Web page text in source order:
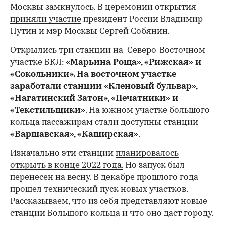
Москвы замкнулось. В церемонии открытия
приняли участие президент России Владимир
Путин и мэр Москвы Сергей Собянин.
Открылись три станции на ­ Северо-Восточном
участке БКЛ: «Марьина Роща», «Рижская» и
«Сокольники». На восточном участке
заработали станции «Кленовый бульвар»,
«Нагатинский Затон», «Печатники» и
«Текстильщики». На южном участке большого
кольца пассажирам стали доступны станции
«Варшавская», «Каширская».
Изначально эти станции планировалось
открыть в конце 2022 года. Но запуск был
перенесен на весну. В декабре прошлого года
прошел технический пуск новых участков.
Рассказываем, что из себя представляют новые
станции Большого кольца и что оно даст городу.